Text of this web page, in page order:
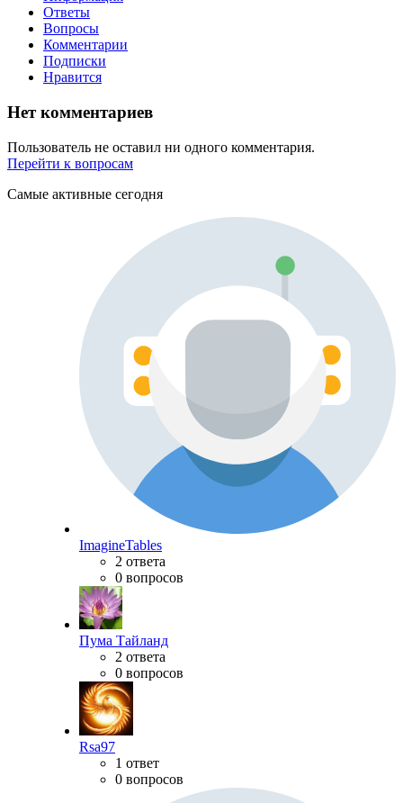
Ответы
Вопросы
Комментарии
Подписки
Нравится
Нет комментариев
Пользователь не оставил ни одного комментария.
Перейти к вопросам
Самые активные сегодня
ImagineTables
2 ответа
0 вопросов
Пума Тайланд
2 ответа
0 вопросов
Rsa97
1 ответ
0 вопросов